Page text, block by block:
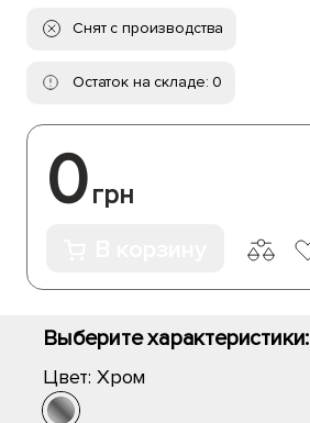
Снят с производства
Остаток на складе: 0
0грн
Выберите характеристики:
Цвет: Хром